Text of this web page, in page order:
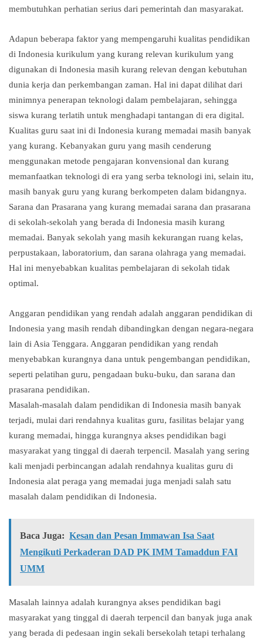
membutuhkan perhatian serius dari pemerintah dan masyarakat.
Adapun beberapa faktor yang mempengaruhi kualitas pendidikan
di Indonesia kurikulum yang kurang relevan kurikulum yang
digunakan di Indonesia masih kurang relevan dengan kebutuhan
dunia kerja dan perkembangan zaman. Hal ini dapat dilihat dari
minimnya penerapan teknologi dalam pembelajaran, sehingga
siswa kurang terlatih untuk menghadapi tantangan di era digital.
Kualitas guru saat ini di Indonesia kurang memadai masih banyak
yang kurang. Kebanyakan guru yang masih cenderung
menggunakan metode pengajaran konvensional dan kurang
memanfaatkan teknologi di era yang serba teknologi ini, selain itu,
masih banyak guru yang kurang berkompeten dalam bidangnya.
Sarana dan Prasarana yang kurang memadai sarana dan prasarana
di sekolah-sekolah yang berada di Indonesia masih kurang
memadai. Banyak sekolah yang masih kekurangan ruang kelas,
perpustakaan, laboratorium, dan sarana olahraga yang memadai.
Hal ini menyebabkan kualitas pembelajaran di sekolah tidak
optimal.
Anggaran pendidikan yang rendah adalah anggaran pendidikan di
Indonesia yang masih rendah dibandingkan dengan negara-negara
lain di Asia Tenggara. Anggaran pendidikan yang rendah
menyebabkan kurangnya dana untuk pengembangan pendidikan,
seperti pelatihan guru, pengadaan buku-buku, dan sarana dan
prasarana pendidikan.
Masalah-masalah dalam pendidikan di Indonesia masih banyak
terjadi, mulai dari rendahnya kualitas guru, fasilitas belajar yang
kurang memadai, hingga kurangnya akses pendidikan bagi
masyarakat yang tinggal di daerah terpencil. Masalah yang sering
kali menjadi perbincangan adalah rendahnya kualitas guru di
Indonesia alat peraga yang memadai juga menjadi salah satu
masalah dalam pendidikan di Indonesia.
Baca Juga: Kesan dan Pesan Immawan Isa Saat
Mengikuti Perkaderan DAD PK IMM Tamaddun FAI
UMM
Masalah lainnya adalah kurangnya akses pendidikan bagi
masyarakat yang tinggal di daerah terpencil dan banyak juga anak
yang berada di pedesaan ingin sekali bersekolah tetapi terhalang